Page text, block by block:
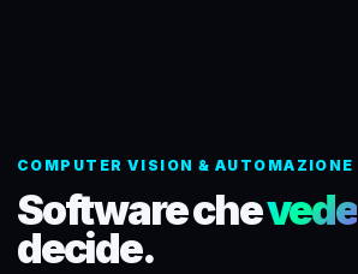
COMPUTER VISION & AUTOMAZIONE
Software chevede
decide.